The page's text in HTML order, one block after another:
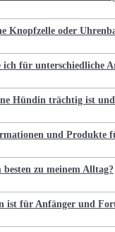
Knopfzelle oder
ich für unterschiedliche
Hündin trächtig ist
und Produkte
zu meinem Alltag?
ist für Anfänger und